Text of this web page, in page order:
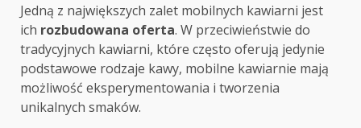
Jedną z największych zalet mobilnych kawiarni jest
ich rozbudowana oferta. W przeciwieństwie do
tradycyjnych kawiarni, które często oferują jedynie
podstawowe rodzaje kawy, mobilne kawiarnie mają
możliwość eksperymentowania i tworzenia
unikalnych smaków.